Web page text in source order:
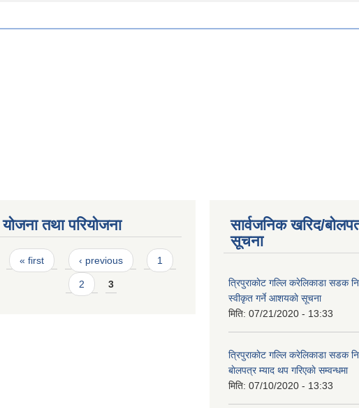
योजना तथा परियोजना
Pages
« first ‹ previous 1
2 3
सार्वजनिक खरिद/
सूचना
त्रिपुराकाेट गल्लि करेलिकाडा सडक
स्वीकृत गर्ने आशयकाे सूचना
मिति: 07/21/2020 - 13:33
त्रिपुराकाेट गल्लि करेलिकाडा सडक
बाेलपत्र म्याद थप गरिएकाे सम्वन्धमा
मिति: 07/10/2020 - 13:33